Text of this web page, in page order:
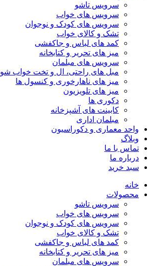
سرویس تاشو
سرویس های خواب
سرویس های کودک و نوجوان
تشک و کالای خواب
کمد های لباس و جاکفشی
میز های تحریر و کتابخانه
سرویس های مبلمان
مبل های راحتی، ال و تخت خواب شو
میز های ناهارخوری و کنسول ها
میز های تلویزیون
دکوری ها
کابینت های آشپزخانه
مبلمان اداری
واحد معماری و دکوراسیون
وبلاگ
تماس با ما
درباره ما
سبد خرید
خانه
محصولات
سرویس تاشو
سرویس های خواب
سرویس های کودک و نوجوان
تشک و کالای خواب
کمد های لباس و جاکفشی
میز های تحریر و کتابخانه
سرویس های مبلمان